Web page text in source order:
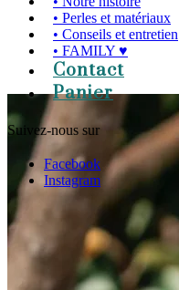
• Perles et matériaux
• Conseils et entretien
• FAMILY ♥
Contact
Panier
Suivez-nous sur
Facebook
Instagram